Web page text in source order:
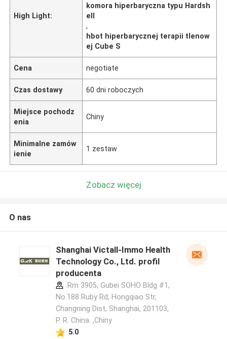
High Light:
komora hiperbaryczna typu Hardsh
ell
,
hbot hiperbarycznej terapii tlenow
ej Cube S
Cena negotiate
Czas dostawy 60 dni roboczych
Miejsce pochodz
enia
Chiny
Minimalne zamów
ienie
1 zestaw
Zobacz więcej
O nas
Shanghai Victall-Immo Health
Technology Co., Ltd. profil
producenta
Rm 3905, Gubei SOHO Bldg #1,
No.188 Ruby Rd, Hongqiao Str,
Changning Dist, Shanghai, 201103,
P. R. China. ,Chiny
5.0